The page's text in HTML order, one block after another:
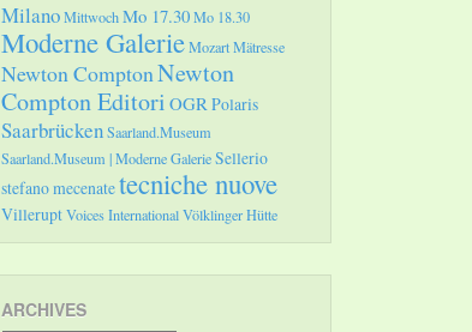
MilanoMittwochMo 17.30Mo 18.30
Moderne GalerieMozartMätresse
Newton ComptonNewton
Compton Editori OGRPolaris
SaarbrückenSaarland.Museum
Saarland.Museum | Moderne GalerieSellerio
stefano mecenatetecniche nuove
VilleruptVoices InternationalVölklinger Hütte
ARCHIVES